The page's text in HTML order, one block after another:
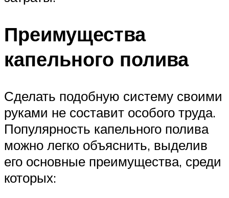
Преимущества
капельного полива
Сделать подобную систему своими
руками не составит особого труда.
Популярность капельного полива
можно легко объяснить, выделив
его основные преимущества, среди
которых: